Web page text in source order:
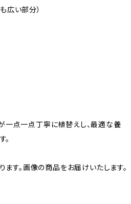
広い部分）
点一点丁寧に植替えし、最適な養
。
す。画像の商品をお届けいたします。